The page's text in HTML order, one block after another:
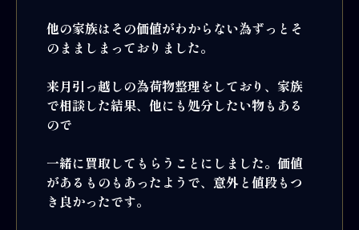
他の家族はその価値がわからない為ずっとそ
のまましまっておりました。
来月引っ越しの為荷物整理をしており、家族
で相談した結果、他にも処分したい物もある
ので
一緒に買取してもらうことにしました。価値
があるものもあったようで、意外と値段もつ
き良かったです。